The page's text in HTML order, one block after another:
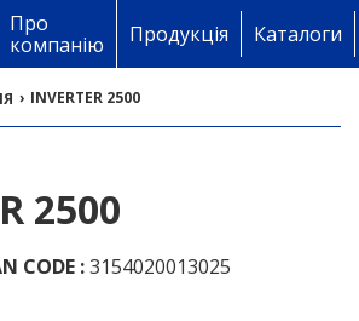
Про
компанію
Продукція Каталоги
› INVERTER 2500
2500
CODE :3154020013025